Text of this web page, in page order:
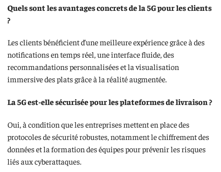
Quels sont les avantages concrets de la 5G pour les clients
?
Les clients bénéficient d’une meilleure expérience grâce à des
notifications en temps réel, une interface fluide, des
recommandations personnalisées et la visualisation
immersive des plats grâce à la réalité augmentée.
La 5G est-elle sécurisée pour les plateformes de livraison ?
Oui, à condition que les entreprises mettent en place des
protocoles de sécurité robustes, notamment le chiffrement des
données et la formation des équipes pour prévenir les risques
liés aux cyberattaques.